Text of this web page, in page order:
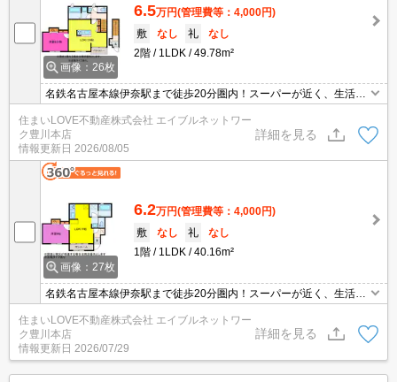
画像：26枚
6.5万円(管理費等：4,000円)
敷
なし 礼
なし
2階
1LDK 49.78m²
名鉄名古屋本線伊奈駅まで徒歩20分圏内！スーパーが近く、生活が
ンなど人気の設備も充実♪
住まいLOVE不動産株式会社 エイブルネットワー
ク豊川本店
情報更新日 2026/08/05
詳細を見る
画像：27枚
6.2万円(管理費等：4,000円)
敷
なし 礼
なし
1階
1LDK 40.16m²
名鉄名古屋本線伊奈駅まで徒歩20分圏内！スーパーが近く、生活が
便利なエリアです☆インターネット無料・TVモニターホン・エアコ
ンなど人気の設備も充実♪
住まいLOVE不動産株式会社 エイブルネットワー
ク豊川本店
情報更新日 2026/07/29
詳細を見る